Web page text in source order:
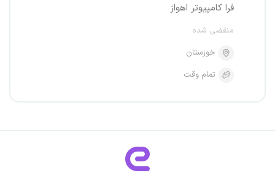
فرا کامپیوتر اهواز
منقضی شده
خوزستان
تمام وقت